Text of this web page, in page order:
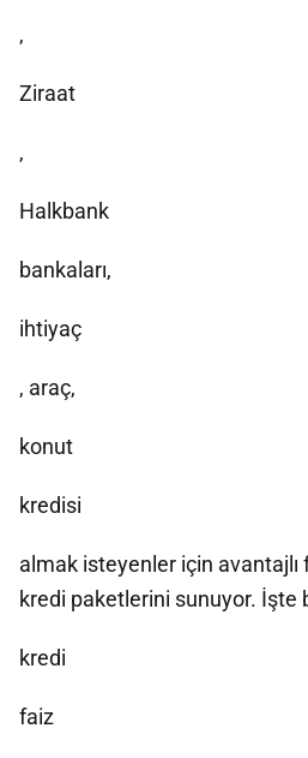
,
Ziraat
,
Halkbank
bankaları,
ihtiyaç
, araç,
konut
kredisi
almak isteyenler için avantajlı
kredi paketlerini sunuyor. İşte
kredi
faiz